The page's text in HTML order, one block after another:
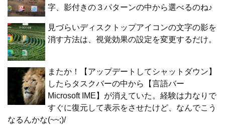
字、影付きの３パターンの中から選べるのね♪
見づらいディスクトップアイコンの文字の影を
消す方法は、視覚効果の設定を変更するだけ。
またか！【アップデートしてシャットダウン】
したらタスクバーの中から【言語バー
Microsoft IME】が消えていた。経験は力なりで
すぐに復元して表示をさせたけど、なんでこう
なるんかな(~~;)/